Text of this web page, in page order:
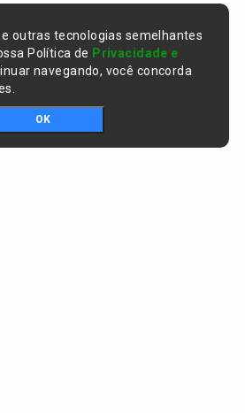
outras tecnologias semelhantes
Política de Privacidade e
navegando, você concorda
OK